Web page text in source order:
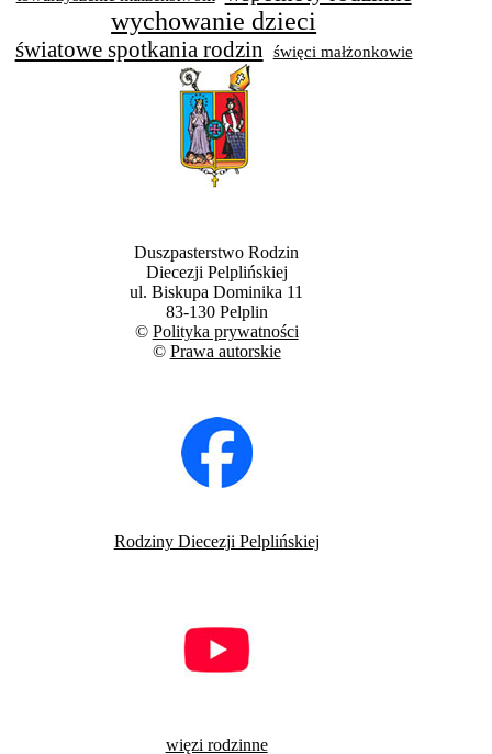
wychowanie dzieci
światowe spotkania rodzin święci małżonkowie
Duszpasterstwo Rodzin
Diecezji Pelplińskiej
ul. Biskupa Dominika 11
83-130 Pelplin
© Polityka prywatności
© Prawa autorskie
Rodziny Diecezji Pelplińskiej
więzi rodzinne